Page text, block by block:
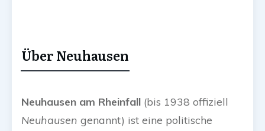
Über Neuhausen
Neuhausen am Rheinfall (bis 1938 offiziell
Neuhausen genannt) ist eine politische